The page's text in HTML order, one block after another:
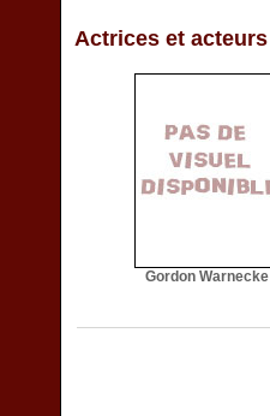
Actrices et acteurs
Gordon Warnecke